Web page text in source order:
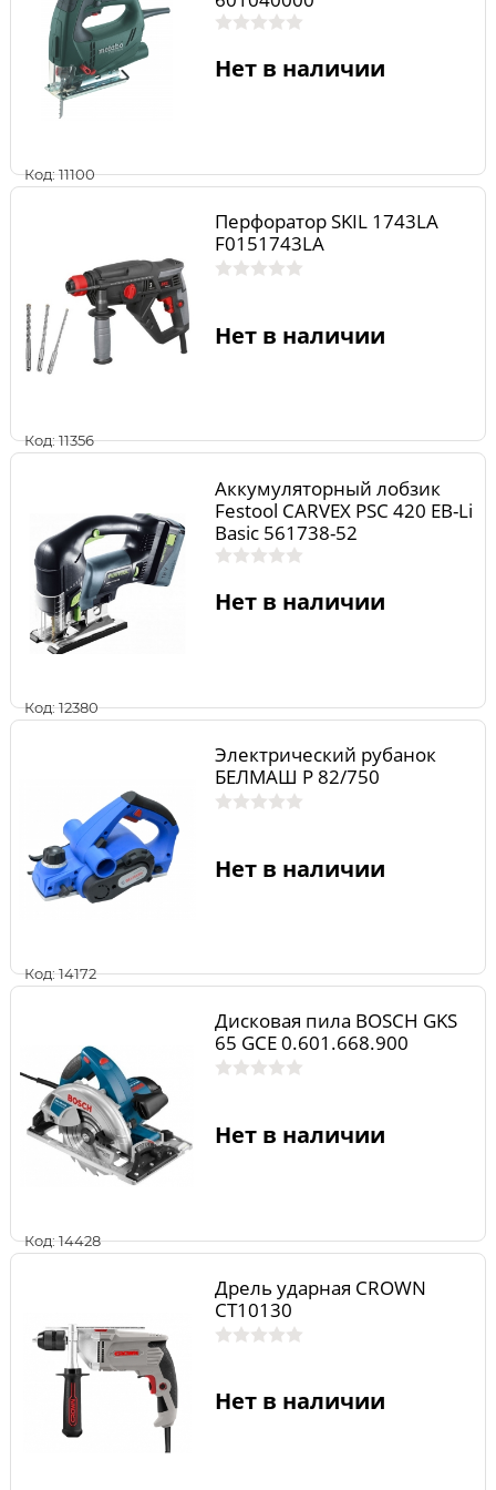
Код: 11100
Нет в наличии
Код: 11356
Перфоратор SKIL 1743LA
F0151743LA
Нет в наличии
Код: 12380
Аккумуляторный лобзик
Festool CARVEX PSC 420 EB-Li
Basic 561738-52
Нет в наличии
Код: 14172
Электрический рубанок
БЕЛМАШ P 82/750
Нет в наличии
Код: 14428
Дисковая пила BOSCH GKS
65 GCE 0.601.668.900
Нет в наличии
Дрель ударная CROWN
CT10130
Нет в наличии